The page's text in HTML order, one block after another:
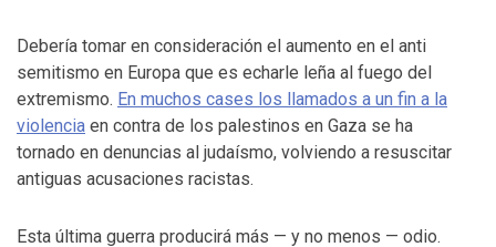
Debería tomar en consideración el aumento en el anti
semitismo en Europa que es echarle leña al fuego del
extremismo. En muchos cases los llamados a un fin a la
violencia en contra de los palestinos en Gaza se ha
tornado en denuncias al judaísmo, volviendo a resuscitar
antiguas acusaciones racistas.
Esta última guerra producirá más — y no menos — odio.